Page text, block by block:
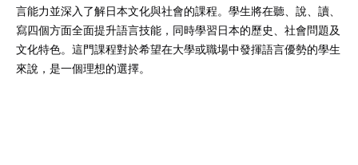
言能力並深入了解日本文化與社會的課程。學生將在聽、說、讀、
寫四個方面全面提升語言技能，同時學習日本的歷史、社會問題及
文化特色。這門課程對於希望在大學或職場中發揮語言優勢的學生
來說，是一個理想的選擇。